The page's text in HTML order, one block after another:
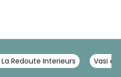
Redoute Interieurs Vasi e